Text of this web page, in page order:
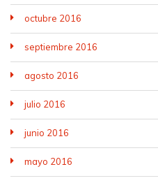
octubre 2016
septiembre 2016
agosto 2016
julio 2016
junio 2016
mayo 2016